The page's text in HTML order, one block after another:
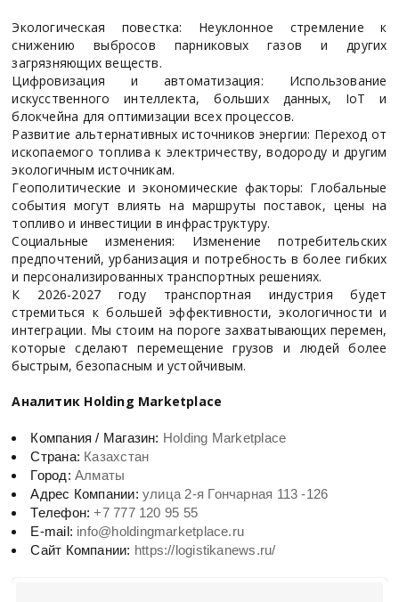
Экологическая повестка: Неуклонное стремление к
снижению выбросов парниковых газов и других
загрязняющих веществ.
Цифровизация и автоматизация: Использование
искусственного интеллекта, больших данных, IoT и
блокчейна для оптимизации всех процессов.
Развитие альтернативных источников энергии: Переход от
ископаемого топлива к электричеству, водороду и другим
экологичным источникам.
Геополитические и экономические факторы: Глобальные
события могут влиять на маршруты поставок, цены на
топливо и инвестиции в инфраструктуру.
Социальные изменения: Изменение потребительских
предпочтений, урбанизация и потребность в более гибких
и персонализированных транспортных решениях.
К 2026-2027 году транспортная индустрия будет
стремиться к большей эффективности, экологичности и
интеграции. Мы стоим на пороге захватывающих перемен,
которые сделают перемещение грузов и людей более
быстрым, безопасным и устойчивым.
Аналитик Holding Marketplace
Компания / Магазин: Holding Marketplace
Страна: Казахстан
Город:Алматы
Адрес Компании:улица 2-я Гончарная 113 -126
Телефон:+7 777 120 95 55
E-mail: info@holdingmarketplace.ru
Сайт Компании: https://logistikanews.ru/